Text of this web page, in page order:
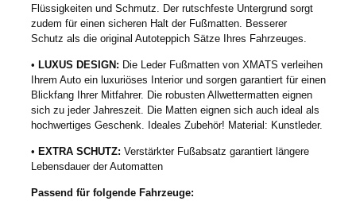
Flüssigkeiten und Schmutz. Der rutschfeste Untergrund sorgt
zudem für einen sicheren Halt der Fußmatten. Besserer
Schutz als die original Autoteppich Sätze Ihres Fahrzeuges.
• LUXUS DESIGN: Die Leder Fußmatten von XMATS verleihen
Ihrem Auto ein luxuriöses Interior und sorgen garantiert für einen
Blickfang Ihrer Mitfahrer. Die robusten Allwettermatten eignen
sich zu jeder Jahreszeit. Die Matten eignen sich auch ideal als
hochwertiges Geschenk. Ideales Zubehör! Material: Kunstleder.
• EXTRA SCHUTZ: Verstärkter Fußabsatz garantiert längere
Lebensdauer der Automatten
Passend für folgende Fahrzeuge: